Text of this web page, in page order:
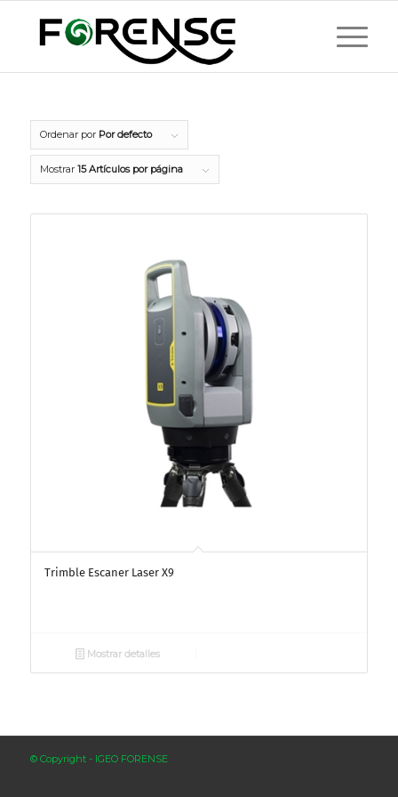
Ordenar por Por defecto
Mostrar 15 Artículos por página
Trimble Escaner Laser X9
Mostrar detalles
© Copyright - IGEO FORENSE